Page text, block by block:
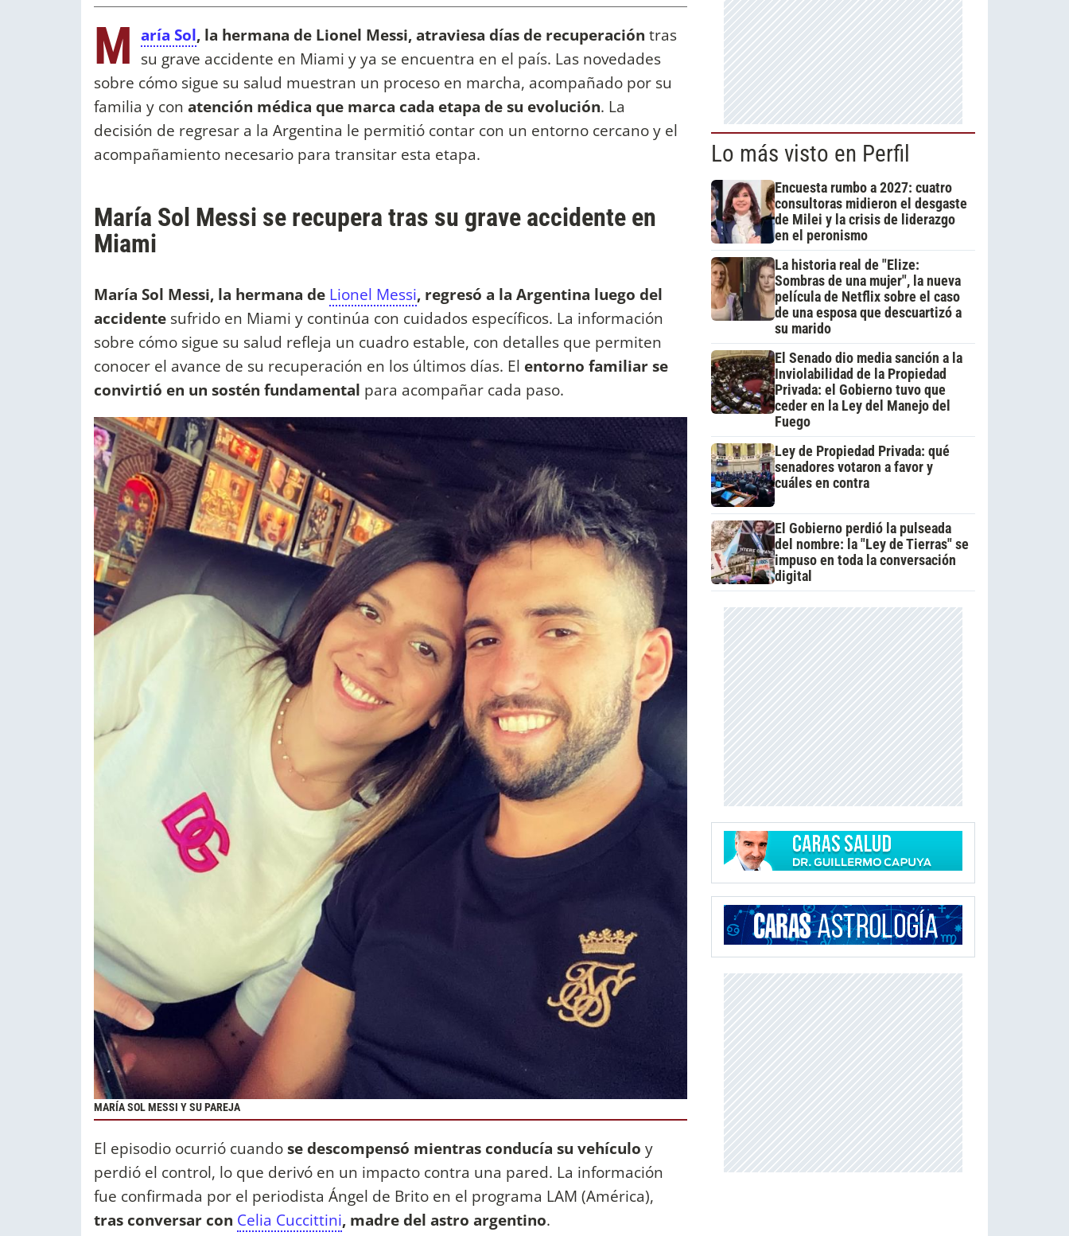
M aría Sol, la hermana de Lionel Messi, atraviesa días de recuperación tras
su grave accidente en Miami y ya se encuentra en el país. Las novedades
sobre cómo sigue su salud muestran un proceso en marcha, acompañado por su
familia y con atención médica que marca cada etapa de su evolución. La
decisión de regresar a la Argentina le permitió contar con un entorno cercano y el
acompañamiento necesario para transitar esta etapa.
María Sol Messi se recupera tras su grave accidente en
Miami
María Sol Messi, la hermana de Lionel Messi, regresó a la Argentina luego del
accidente sufrido en Miami y continúa con cuidados específicos. La información
sobre cómo sigue su salud refleja un cuadro estable, con detalles que permiten
conocer el avance de su recuperación en los últimos días. El entorno familiar se
convirtió en un sostén fundamental para acompañar cada paso.
MARÍA SOL MESSI Y SU PAREJA
El episodio ocurrió cuandose descompensó mientras conducía su vehículo y
perdió el control, lo que derivó en un impacto contra una pared. La información
fue confirmada por el periodista Ángel de Brito en el programa LAM (América),
tras conversar con Celia Cuccittini, madre del astro argentino.
Lo más visto en Perfil
Encuesta rumbo a 2027: cuatro
consultoras midieron el desgaste
de Milei y la crisis de liderazgo
en el peronismo
La historia real de "Elize:
Sombras de una mujer", la nueva
película de Netflix sobre el caso
de una esposa que descuartizó a
su marido
El Senado dio media sanción a la
Inviolabilidad de la Propiedad
Privada: el Gobierno tuvo que
ceder en la Ley del Manejo del
Fuego
Ley de Propiedad Privada: qué
senadores votaron a favor y
cuáles en contra
El Gobierno perdió la pulseada
del nombre: la "Ley de Tierras" se
impuso en toda la conversación
digital